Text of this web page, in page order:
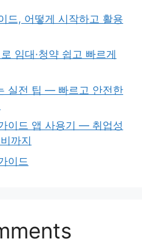
드, 어떻게 시작하고 활용
임대·청약 쉽고 빠르게
실전 팁 — 빠르고 안전한
이드 앱 사용기 — 취업성
까지
이드